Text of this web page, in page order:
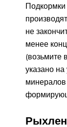
не
менее
(возьмите
указано на